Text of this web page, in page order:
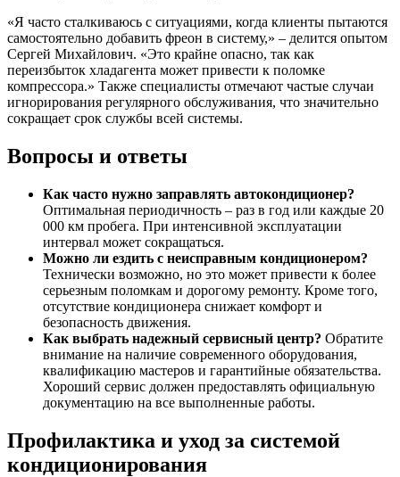
«Я часто сталкиваюсь с ситуациями, когда клиенты пытаются
самостоятельно добавить фреон в систему,» – делится опытом
Сергей Михайлович. «Это крайне опасно, так как
переизбыток хладагента может привести к поломке
компрессора.» Также специалисты отмечают частые случаи
игнорирования регулярного обслуживания, что значительно
сокращает срок службы всей системы.
Вопросы и ответы
Как часто нужно заправлять автокондиционер?
Оптимальная периодичность – раз в год или каждые 20
000 км пробега. При интенсивной эксплуатации
интервал может сокращаться.
Можно ли ездить с неисправным кондиционером?
Технически возможно, но это может привести к более
серьезным поломкам и дорогому ремонту. Кроме того,
отсутствие кондиционера снижает комфорт и
безопасность движения.
Как выбрать надежный сервисный центр? Обратите
внимание на наличие современного оборудования,
квалификацию мастеров и гарантийные обязательства.
Хороший сервис должен предоставлять официальную
документацию на все выполненные работы.
Профилактика и уход за системой
кондиционирования